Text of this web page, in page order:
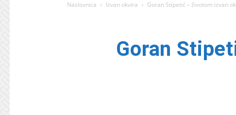
Naslovnica Izvan okvira Goran Stipetić – životom izvan
Goran